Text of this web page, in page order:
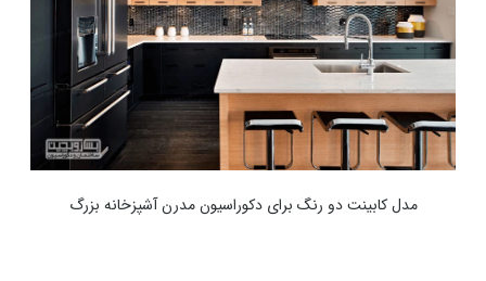
مدل کابینت دو رنگ برای دکوراسیون مدرن آشپزخانه بزرگ